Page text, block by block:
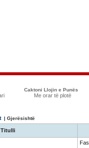
Caktoni Llojin e Punës
Me orar të plotë
| Gjerësishtë
Titulli